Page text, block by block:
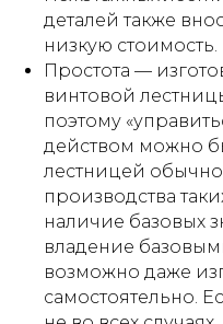
деталей также
низкую стоимость.
Простота —
винтовой
поэтому
действом можно
лестницей
производства
наличие базовых
владение
возможно даже
самостоятельно.